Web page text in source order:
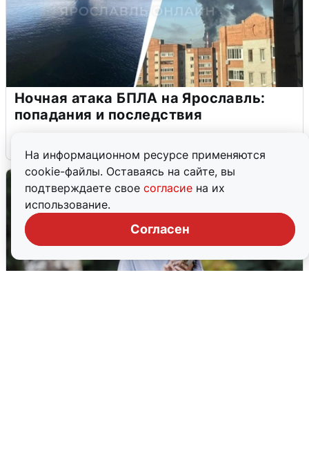
На информационном ресурсе применяются
cookie-файлы. Оставаясь на сайте, вы
подтверждаете свое согласие на их
использование.
Согласен
Ночная атака БПЛА на Ярославль:
попадания и последствия